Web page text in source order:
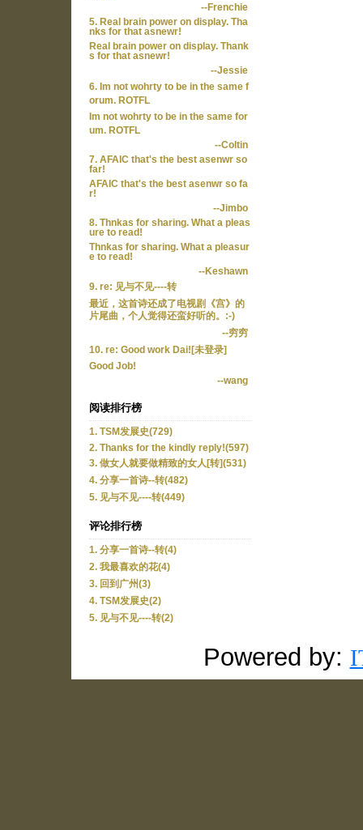
--Frenchie
5. Real brain power on display. Tha
nks for that asnewr!
Real brain power on display. Thank
s for that asnewr!
--Jessie
6. Im not wohrty to be in the same f
orum. ROTFL
Im not wohrty to be in the same for
um. ROTFL
--Coltin
7. AFAIC that's the best asenwr so
far!
AFAIC that's the best asenwr so fa
r!
--Jimbo
8. Thnkas for sharing. What a pleas
ure to read!
Thnkas for sharing. What a pleasur
e to read!
--Keshawn
9. re: 见与不见----转
最近，这首诗还成了电视剧《宫》的
片尾曲，个人觉得还蛮好听的。:-)
--穷穷
10. re: Good work Dai![未登录]
Good Job!
--wang
阅读排行榜
1. TSM发展史(729)
2. Thanks for the kindly reply!(597)
3. 做女人就要做精致的女人[转](531)
4. 分享一首诗--转(482)
5. 见与不见----转(449)
评论排行榜
1. 分享一首诗--转(4)
2. 我最喜欢的花(4)
3. 回到广州(3)
4. TSM发展史(2)
5. 见与不见----转(2)
Powered by: